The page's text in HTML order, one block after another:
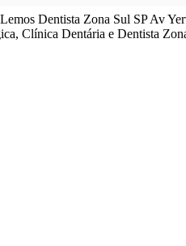
Dentista Zona Sul SP Av
Clínica Dentária e Dentista